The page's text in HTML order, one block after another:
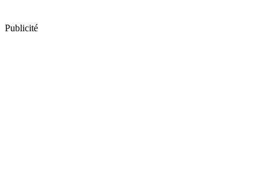
Publicité